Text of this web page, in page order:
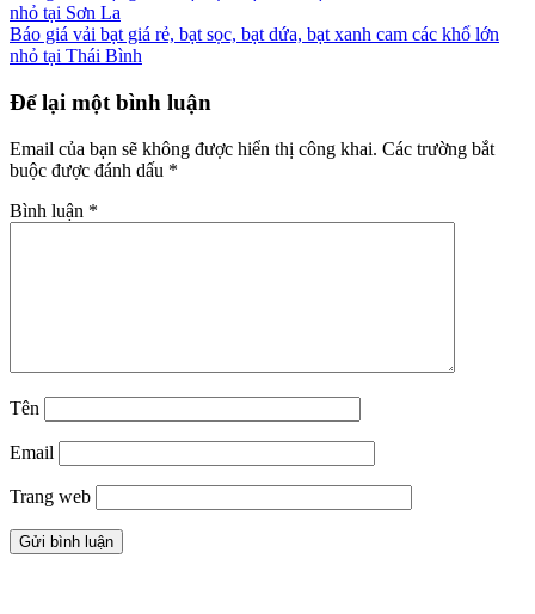
nhỏ tại Sơn La
Báo giá vải bạt giá rẻ, bạt sọc, bạt dứa, bạt xanh cam các khổ lớn
nhỏ tại Thái Bình
Để lại một bình luận
Email của bạn sẽ không được hiển thị công khai. Các trường bắt
buộc được đánh dấu *
Bình luận *
Tên
Email
Trang web